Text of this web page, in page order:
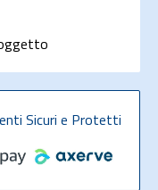
Sicuri e Protetti